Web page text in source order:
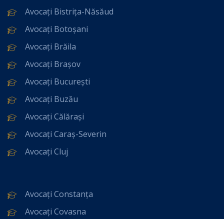
Avocați Bistrița-Năsăud
Avocați Botoșani
Avocați Brăila
Avocați Brașov
Avocați București
Avocați Buzău
Avocați Călărași
Avocați Caraș-Severin
Avocați Cluj
Avocați Constanța
Avocați Covasna